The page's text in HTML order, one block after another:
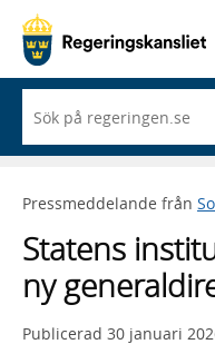
du
börjar
skriva
framträder
lista
med
sökförslag
Pressmeddelande från
Statens
ny
Publicerad 30 januari